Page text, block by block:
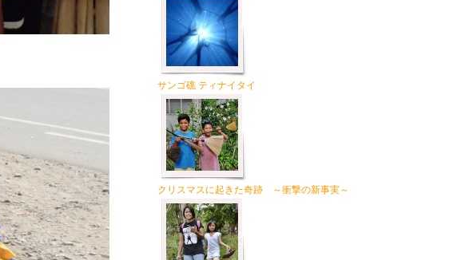
サンゴ礁 ティナイタイ
クリスマスに起きた奇跡 ～衝撃の新事実～